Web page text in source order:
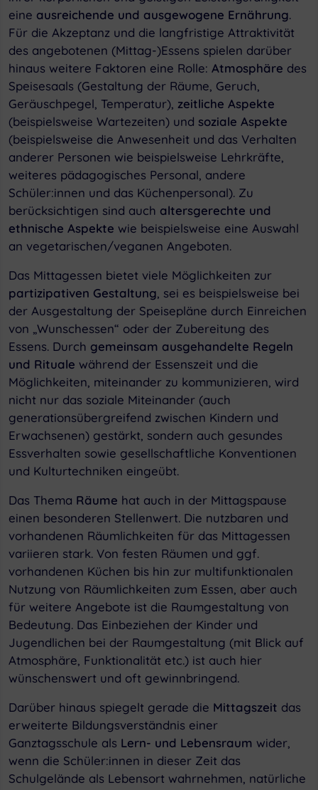
eine ausreichende und ausgewogene Ernährung.
Für die Akzeptanz und die langfristige Attraktivität
des angebotenen (Mittag-)Essens spielen darüber
hinaus weitere Faktoren eine Rolle: Atmosphäre des
Speisesaals (Gestaltung der Räume, Geruch,
Geräuschpegel, Temperatur), zeitliche Aspekte
(beispielsweise Wartezeiten) und soziale Aspekte
(beispielsweise die Anwesenheit und das Verhalten
anderer Personen wie beispielsweise Lehrkräfte,
weiteres pädagogisches Personal, andere
Schüler:innen und das Küchenpersonal). Zu
berücksichtigen sind auch altersgerechte und
ethnische Aspekte wie beispielsweise eine Auswahl
an vegetarischen/veganen Angeboten.
Das Mittagessen bietet viele Möglichkeiten zur
partizipativen Gestaltung , sei es beispielsweise bei
der Ausgestaltung der Speisepläne durch Einreichen
von „Wunschessen“ oder der Zubereitung des
Essens. Durch gemeinsam ausgehandelte Regeln
und Rituale während der Essenszeit und die
Möglichkeiten, miteinander zu kommunizieren, wird
nicht nur das soziale Miteinander (auch
generationsübergreifend zwischen Kindern und
Erwachsenen) gestärkt, sondern auch gesundes
Essverhalten sowie gesellschaftliche Konventionen
und Kulturtechniken eingeübt.
Das Thema Räume hat auch in der Mittagspause
einen besonderen Stellenwert. Die nutzbaren und
vorhandenen Räumlichkeiten für das Mittagessen
variieren stark. Von festen Räumen und ggf.
vorhandenen Küchen bis hin zur multifunktionalen
Nutzung von Räumlichkeiten zum Essen, aber auch
für weitere Angebote ist die Raumgestaltung von
Bedeutung. Das Einbeziehen der Kinder und
Jugendlichen bei der Raumgestaltung (mit Blick auf
Atmosphäre, Funktionalität etc.) ist auch hier
wünschenswert und oft gewinnbringend.
Darüber hinaus spiegelt gerade die Mittagszeit das
erweiterte Bildungsverständnis einer
Ganztagsschule als Lern- und Lebensraum wider,
wenn die Schüler:innen in dieser Zeit das
Schulgelände als Lebensort wahrnehmen, natürliche